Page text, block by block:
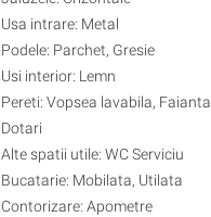
Usa intrare: Metal
Podele: Parchet, Gresie
Usi interior: Lemn
Pereti: Vopsea lavabila, Faianta
Dotari
Alte spatii utile: WC Serviciu
Bucatarie: Mobilata, Utilata
Contorizare: Apometre